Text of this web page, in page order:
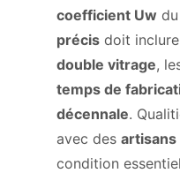
coefficient Uw
précis doit
double vitrage,
temps de
décennale.
avec des
condition